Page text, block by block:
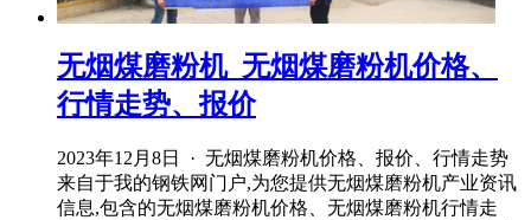
无烟煤磨粉机_无烟煤磨粉机价格、
行情走势、报价
2023年12月8日 · 无烟煤磨粉机价格、报价、行情走势
来自于我的钢铁网门户,为您提供无烟煤磨粉机产业资讯
信息,包含的无烟煤磨粉机价格、无烟煤磨粉机行情走